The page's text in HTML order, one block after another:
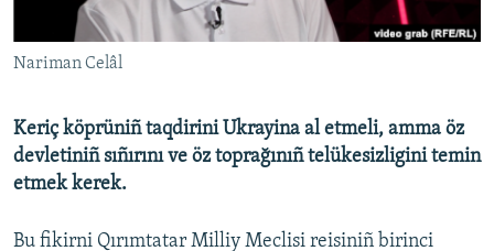
Українською
QOŞULIÑIZ!
RFE/RS bütün saytları
Nariman Celâl
Keriç köprüniñ taqdirini Ukrayina al etmeli, amma öz
devletiniñ sıñırını ve öz toprağınıñ telükesizligini temin
etmek kerek.
Bu fikirni Qırımtatar Milliy Meclisi reisiniñ birinci